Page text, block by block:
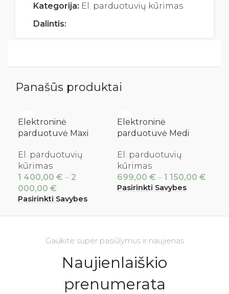
Kategorija: El. parduotuvių kūrimas
Dalintis:
Panašūs produktai
Elektroninė
parduotuvė Maxi
El. parduotuvių
kūrimas
1 400,00 € – 2
000,00 €
Pasirinkti Savybes
Elektroninė
parduotuvė Medi
El. parduotuvių
kūrimas
699,00 € – 1 150,00 €
Pasirinkti Savybes
Gaukite super pasiūlymus ir naujienas
Naujienlaiškio
prenumerata